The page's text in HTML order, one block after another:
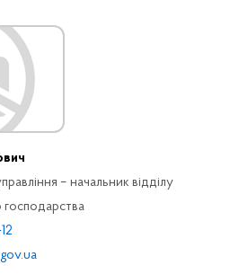
– начальник відділу